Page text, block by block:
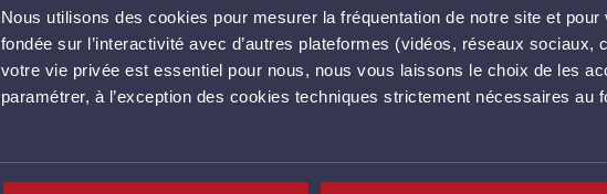
Nous utilisons des cookies pour mesurer la fréquentation de notre site et
fondée sur l’interactivité avec d’autres plateformes (vidéos, réseaux
votre vie privée est essentiel pour nous, nous vous laissons le choix de les
paramétrer, à l’exception des cookies techniques strictement nécessaires au